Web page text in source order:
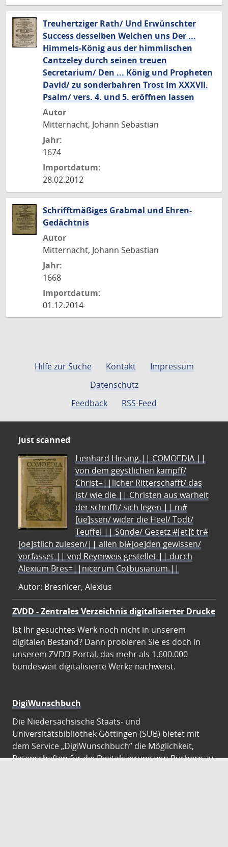
Treuhertziger Rath/ Und Erwünschter
Success desselben Welchen uns Der ...
Himmels-König aus der himmlischen
Cantzeley durch seinen treuen
Secretarium/ Den ... König und Propheten
David/ zu sonderbahren Trost Im XXXVII.
Psalm/ vers. 4. und 5. eröffnen lassen
Autor
Mitternacht, Johann Sebastian
Jahr:
1674
Importdatum:
28.02.2012
Schrifftmäßiges Grabmal und Ehren-
Gedächtnis
Autor
Mitternacht, Johann Sebastian
Jahr:
1668
Importdatum:
01.12.2014
Hilfe zur Suche Kontakt
Impressum
Datenschutz
Feedback
RSS-Feed
Just scanned
Lienhard Hirsing.|| COMOEDIA ||
von dem geystlichen kampff/
Christ=||licher Ritterschafft/ das
ist/ wie die || Christen aus warheit
der schrifft/ sich legen || m#
[ue]ssen/ wider die Heel/ Todt/
Teuffel || Sünde/ Gesetz #[et]c̃ tr#
[oe]stlich zulesen/|| allen bl#[oe]den gewissen/
vorfasset || vnd Reymweis gestellet || durch
Alexium Bres=||nicerum Cotbusianum.||
Autor: Bresnicer, Alexius
ZVDD - Zentrales Verzeichnis digitalisierter Drucke
Ist Ihr gesuchtes Werk noch nicht in unserem
digitalen Bestand? Dann probieren Sie es doch in
unserem ZVDD Portal, das mehr als 1.600.000
bundesweit digitalisierte Werke nachweist.
DigiWunschbuch
Die Niedersächsische Staats- und
Universitätsbibliothek Göttingen (SUB) bietet mit
dem Service „DigiWunschbuch” die Möglichkeit,
Patenschaften für die Digitalisierung von Büchern zu